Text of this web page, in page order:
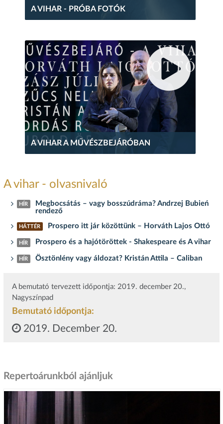
A VIHAR - PRÓBA FOTÓK
A VIHAR A MŰVÉSZBEJÁRÓBAN
A vihar - olvasnivaló
HÍR
Megbocsátás – vagy bosszúdráma? Andrzej Bubień
rendező
HÁTTÉR Prospero itt jár közöttünk – Horváth Lajos Ottó
HÍR Prospero és a hajótöröttek - Shakespeare és A vihar
HÍR Ösztönlény vagy áldozat? Kristán Attila – Caliban
A bemutató tervezett időpontja: 2019. december 20.,
Nagyszínpad
Bemutató időpontja:
2019. December 20.
Repertoárunkból ajánljuk